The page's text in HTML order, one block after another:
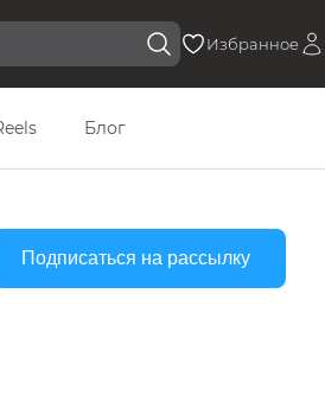
Избранное
Блог
Подписаться на рассылку